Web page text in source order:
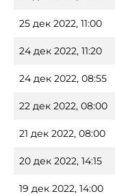
25 дек 2022, 11:00
24 дек 2022, 11:20
24 дек 2022, 08:55
22 дек 2022, 08:00
21 дек 2022, 08:00
20 дек 2022, 14:15
19 дек 2022, 14:00